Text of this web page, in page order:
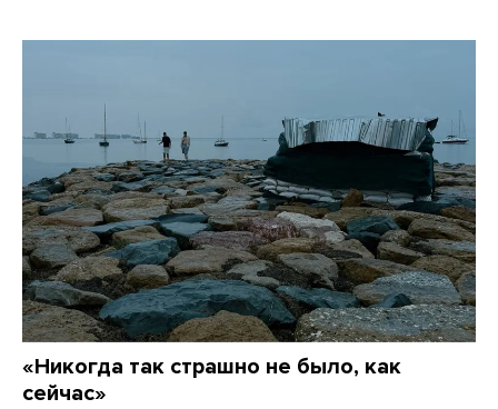
«Никогда так страшно не было, как
сейчас»